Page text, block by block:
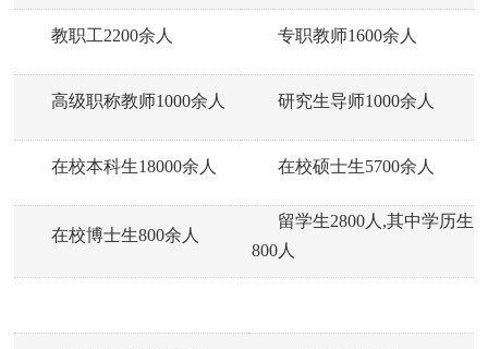
教职工2200余人 专职教师1600余人
高级职称教师1000余 人 研究生导师1000余人
在校本科生18000余 人 在校硕士生5700余 人
在校博士生800余 人
留学生2800人,其中学历生
800人